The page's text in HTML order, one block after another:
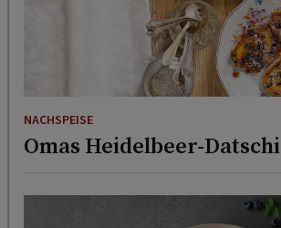
NACHSPEISE
Omas Heidelbeer-Datschi